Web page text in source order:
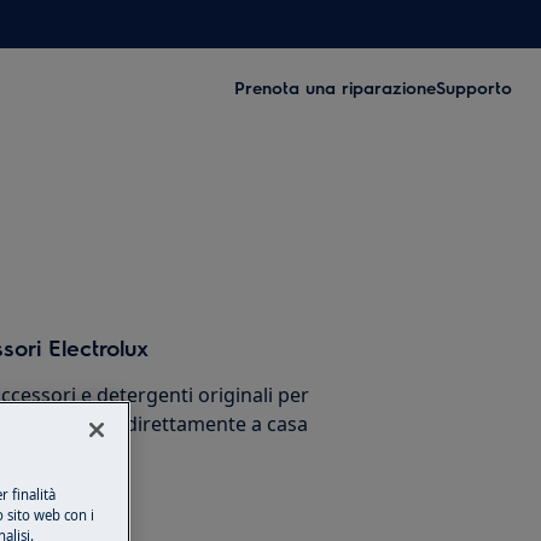
Prenota una riparazioneSupporto
Electrolux
e detergenti originali per
e ricevili direttamente a casa
finalità
web con i